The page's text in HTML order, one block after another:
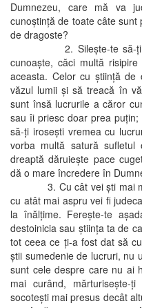
Dumnezeu, care mă va
cunoştinţă de toate câte
de dragoste?
2. Sileşte-te să-ţi
cunoaşte, căci multă
aceasta. Celor cu ştiinţă
văzul lumii şi să treacă în
sunt însă lucrurile a căror
sau îi priesc doar prea
să-ţi iroseşti vremea cu
vorba multă satură
dreaptă dăruieşte pace
dă o mare încredere în
3. Cu cât vei şti mai
cu atât mai aspru vei fi
la înălţime. Fereşte-te
destoinicia sau ştiinţa ta de
tot ceea ce ţi-a fost dat să
ştii sumedenie de lucruri, nu
sunt cele despre care nu ai
mai curând,
socoteşti mai presus decât